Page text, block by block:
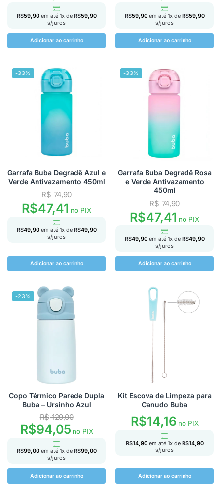
R$59,90 em até 1x de R$59,90
s/juros
Adicionar ao carrinho
R$59,90 em até 1x de R$59,90
s/juros
Adicionar ao carrinho
-33%
Garrafa Buba Degradê Azul e
Verde Antivazamento 450ml
R$74,90
R$47,41 no PIX
R$49,90 em até 1x de R$49,90
s/juros
Adicionar ao carrinho
-33%
Garrafa Buba Degradê Rosa
e Verde Antivazamento
450ml
R$74,90
R$47,41 no PIX
R$49,90 em até 1x de R$49,90
s/juros
Adicionar ao carrinho
-23%
Copo Térmico Parede Dupla
Buba – Ursinho Azul
R$129,00
R$94,05no PIX
R$99,00 em até 1x de R$99,00
s/juros
Adicionar ao carrinho
Kit Escova de Limpeza para
Canudo Buba
R$14,16no PIX
R$14,90 em até 1x de R$14,90
s/juros
Adicionar ao carrinho